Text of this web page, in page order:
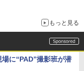
もっと見る
場に“PAD”撮影班が潜